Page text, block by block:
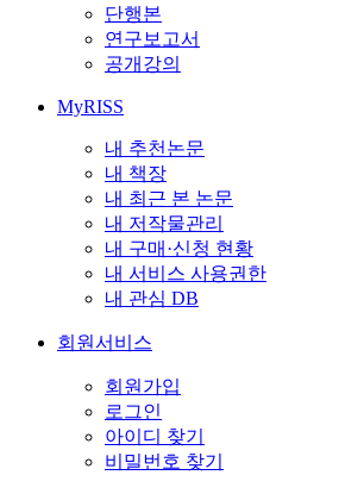
단행본
연구보고서
공개강의
MyRISS
내 추천논문
내 책장
내 최근 본 논문
내 저작물관리
내 구매·신청 현황
내 서비스 사용권한
내 관심 DB
회원서비스
회원가입
로그인
아이디 찾기
비밀번호 찾기